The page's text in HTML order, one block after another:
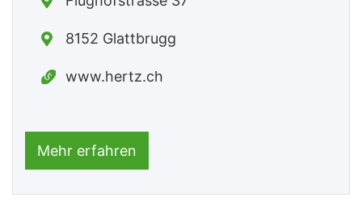
8152 Glattbrugg
www.hertz.ch
Mehr erfahren